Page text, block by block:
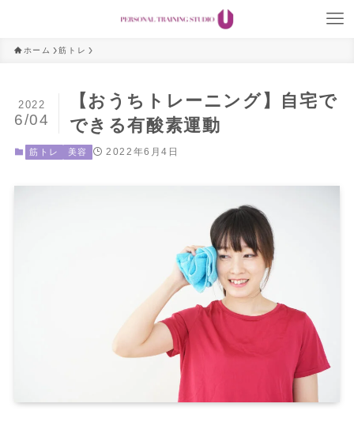
ホーム 筋トレ
【おうちトレーニング】自宅で
できる有酸素運動
2022
6/04
筋トレ 美容 2022年6月4日